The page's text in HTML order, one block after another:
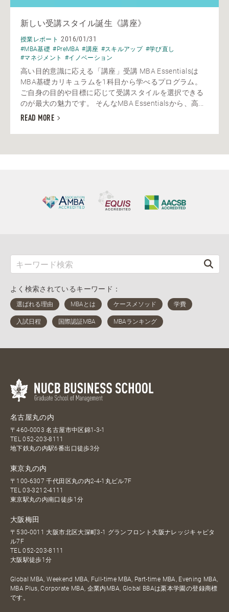
新しい受講スタイル誕生《講座》
授業レポート 2016/01/31
#MBA基礎 #PreMBA #講座 #スキルアップ #学び直し
#マネジメント
#イノベーション
高い目的意識に応える「講座」受講 MBA Essentialsは
MBA基礎カリキュラムを1科目から学べるプログラム。
ご自身の目的や目標に応じて受講スタイルを選択できる
のが最大の魅力です。 そんなMBA Essentialsから、高...
READ MORE
よく検索されているキーワード：
名古屋丸の内
〒460-0003 名古屋市中区錦1-3-1
TEL052-203-8111
地下鉄丸の内駅6番出口徒歩3分
東京丸の内
〒100-6307 千代田区丸の内2-4-1丸ビル7F
TEL03-3212-4111
東京駅丸の内南口徒歩1分
大阪梅田
〒530-0011 大阪市北区大深町3-1 グランフロント大阪ナレッジキャピタ
ル7F
TEL052-203-8111
大阪駅徒歩1分
Global MBA, Weekend MBA, Full-time MBA, Part-time MBA, Evening MBA,
MBA Plus, Corporate MBA, 企業内MBA, Global BBAは栗本学園の登録商標
です。